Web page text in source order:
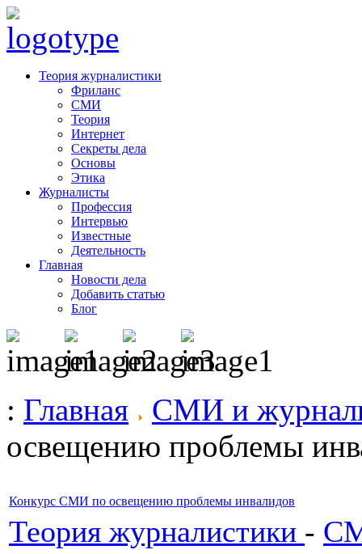
Теория журналистики
Фриланс
СМИ
Теория
Интернет
Секреты дела
Основы
Этика
Журналисты
Профессия
Интервью
Известные
Деятельность
Главная
Новости дела
Добавить статью
Блог
: Главная
СМИ и
освещению проблемы
Конкурс СМИ по освещению проблемы инвалидов
Теория журналистики -